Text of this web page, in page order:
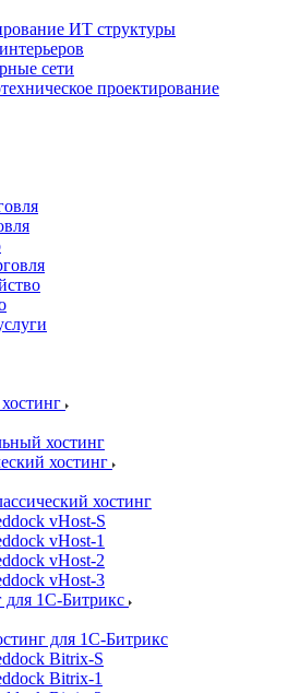
ИТ структуры
сети
проектирование
хостинг
хостинг
хостинг
vHost-S
vHost-1
vHost-2
vHost-3
для 1С-Битрикс
для 1С-Битрикс
Bitrix-S
Bitrix-1